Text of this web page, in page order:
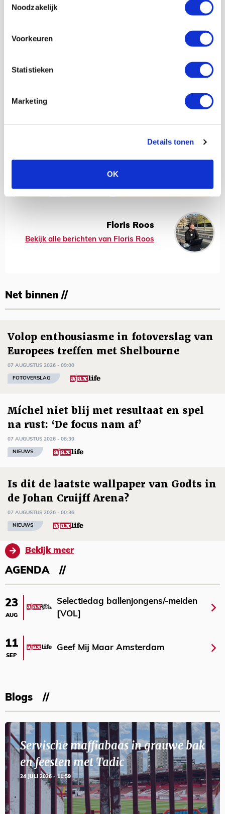
Noodzakelijk
Voorkeuren
Statistieken
Marketing
Details tonen
OK
Floris Roos
Bekijk alle berichten van Floris Roos
Net binnen //
Volop enthousiasme in fotoverslag van
Europees treffen met Shelbourne
07 AUGUSTUS 2026 - 09:00
FOTOVERSLAG
Míchel niet blij met resultaat en spel
na rust: ‘De focus nam af’
07 AUGUSTUS 2026 - 08:30
NIEUWS
Is dit de laatste wallpaper van Godts in
de Johan Cruijff Arena?
07 AUGUSTUS 2026 - 00:36
NIEUWS
Bekijk meer
AGENDA
23
AUG
Selectiedag ballenjongens/-meiden
[VOL]
11
SEP
Geef Mij Maar Amsterdam
Blogs
Servische maffiabaas in grauwe bak
en feesten met Tadic
24 JULI 2026 - 11:59